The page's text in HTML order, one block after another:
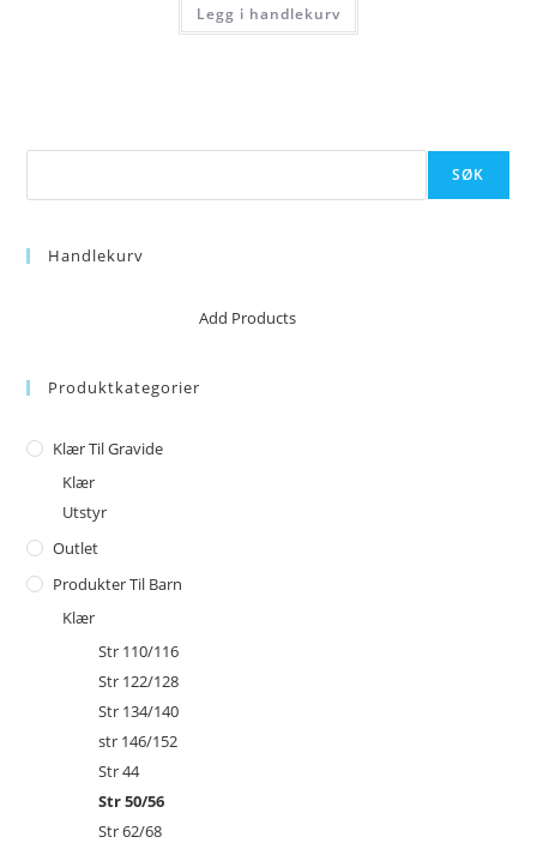
kr 41. kr 35.
Legg i handlekurv
SØK
Handlekurv
No products in the cart.Add Products
Produktkategorier
Klær Til Gravide
Klær
Utstyr
Outlet
Produkter Til Barn
Klær
Str 110/116
Str 122/128
Str 134/140
str 146/152
Str 44
Str 50/56
Str 62/68